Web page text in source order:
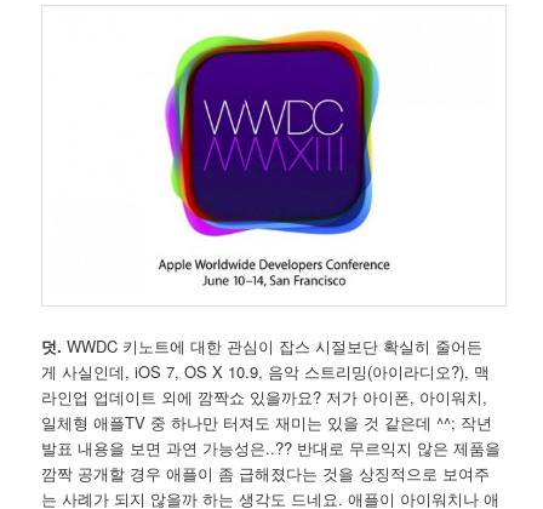
덧. WWDC 키노트에 대한 관심이 잡스 시절보단 확실히 줄어든
게 사실인데, iOS 7, OS X 10.9, 음악 스트리밍(아이라디오?), 맥
라인업 업데이트 외에 깜짝쇼 있을까요? 저가 아이폰, 아이워치,
일체형 애플TV 중 하나만 터져도 재미는 있을 것 같은데 ^^; 작년
발표 내용을 보면 과연 가능성은..?? 반대로 무르익지 않은 제품을
깜짝 공개할 경우 애플이 좀 급해졌다는 것을 상징적으로 보여주
는 사례가 되지 않을까 하는 생각도 드네요. 애플이 아이워치나 애